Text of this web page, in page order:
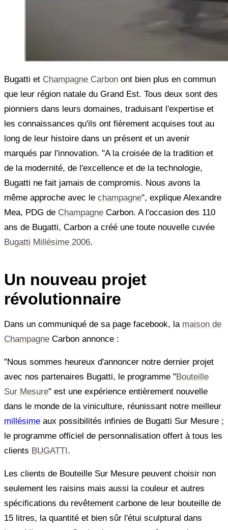
Bugatti et Champagne Carbon ont bien plus en commun
que leur région natale du Grand Est. Tous deux sont des
pionniers dans leurs domaines, traduisant l'expertise et
les connaissances qu'ils ont fièrement acquises tout au
long de leur histoire dans un présent et un avenir
marqués par l'innovation. "A la croisée de la tradition et
de la modernité, de l'excellence et de la technologie,
Bugatti ne fait jamais de compromis. Nous avons la
même approche avec le champagne", explique Alexandre
Mea, PDG de Champagne Carbon. A l'occasion des 110
ans de Bugatti, Carbon a créé une toute nouvelle cuvée
Bugatti Millésime 2006.
Un nouveau projet
révolutionnaire
Dans un communiqué de sa page facebook, la maison de
Champagne Carbon annonce :
"Nous sommes heureux d'annoncer notre dernier projet
avec nos partenaires Bugatti, le programme "Bouteille
Sur Mesure" est une expérience entièrement nouvelle
dans le monde de la viniculture, réunissant notre meilleur
millésime aux possibilités infinies de Bugatti Sur Mesure ;
le programme officiel de personnalisation offert à tous les
clients BUGATTI.
Les clients de Bouteille Sur Mesure peuvent choisir non
seulement les raisins mais aussi la couleur et autres
spécifications du revêtement carbone de leur bouteille de
15 litres, la quantité et bien sûr l'étui sculptural dans